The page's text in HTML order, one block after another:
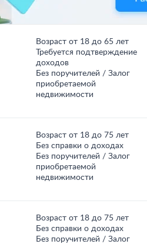
Возраст от 18 до 65 лет
Требуется подтверждение
доходов
Без поручителей / Залог
приобретаемой
недвижимости
Возраст от 18 до 75 лет
Без справки о доходах
Без поручителей / Залог
приобретаемой
недвижимости
Возраст от 18 до 75 лет
Без справки о доходах
Без поручителей / Залог